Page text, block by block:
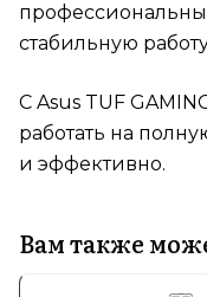
стабильную
С Asus TUF
работать на
и эффективно.
Вам также